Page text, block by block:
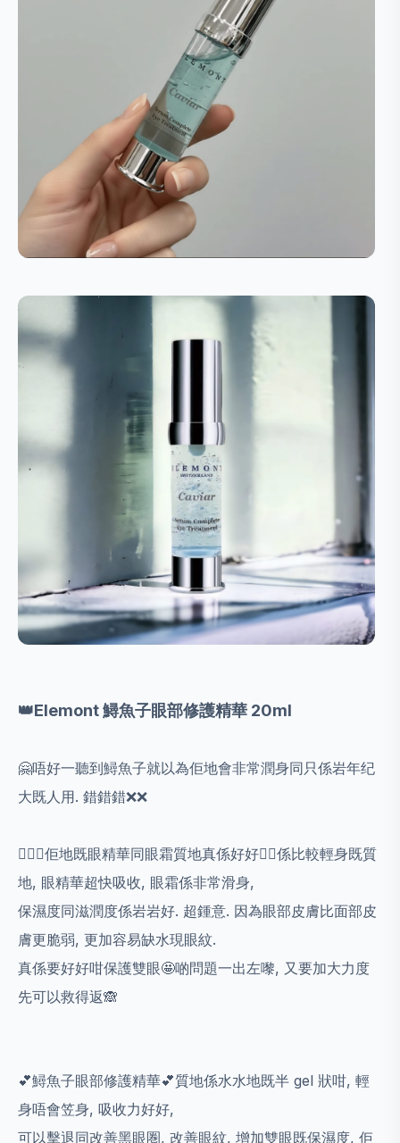
👑Elemont 鱘魚子眼部修護精華 20ml
🤗唔好一聽到鱘魚子就以為佢地會非常潤身同只係岩年纪
大既人用. 錯錯錯❌❌
💁🏻‍♀️佢地既眼精華同眼霜質地真係好好👍🏻係比較輕身既質
地, 眼精華超快吸收, 眼霜係非常滑身,
保濕度同滋潤度係岩岩好. 超鍾意. 因為眼部皮膚比面部皮
膚更脆弱, 更加容易缺水現眼紋.
真係要好好咁保護雙眼🤩啲問題一出左嚟, 又要加大力度
先可以救得返🙈
💕鱘魚子眼部修護精華💕質地係水水地既半 gel 狀咁, 輕
身唔會笠身, 吸收力好好,
可以擊退同改善黑眼圏, 改善眼紋, 增加雙眼既保濕度, 佢